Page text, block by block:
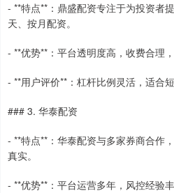
- **特点**：鼎盛配资专注于为投资者
天、按月配资。
- **优势**：平台透明度高，收费合理，
- **用户评价**：杠杆比例灵活，适合短
### 3. 华泰配资
- **特点**：华泰配资与多家券商合作
真实。
- **优势**：平台运营多年，风控经验